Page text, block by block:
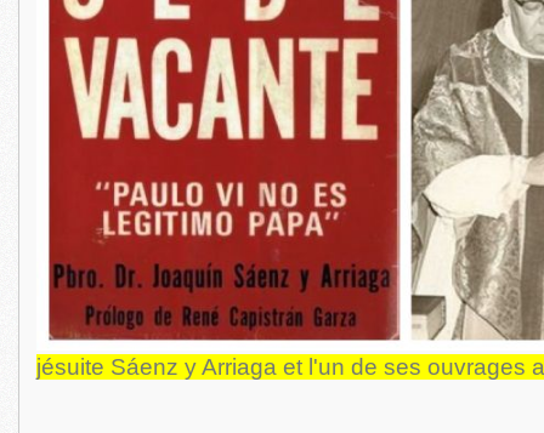
jésuite Sáenz y Arriaga et l'un de ses ouvrages